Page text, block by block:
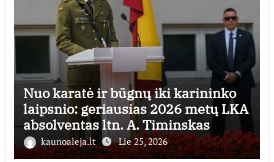
Nuo karatė ir būgnų iki karininko
laipsnio: geriausias 2026 metų LKA
absolventas ltn. A. Timinskas
kaunoaleja.lt Lie 25, 2026